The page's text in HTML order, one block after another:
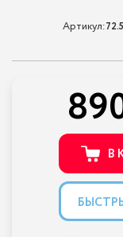
Артикул:
В